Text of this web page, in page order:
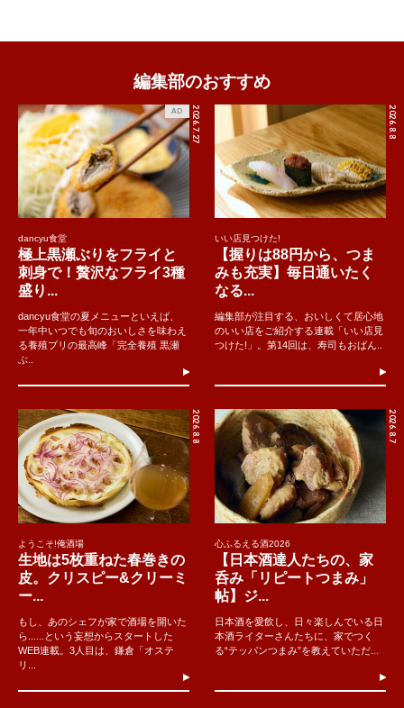
編集部のおすすめ
2026.7.27
AD
dancyu食堂
極上黒瀬ぶりをフライと
刺身で！贅沢なフライ3種
盛り...
dancyu食堂の夏メニューといえば、
一年中いつでも旬のおいしさを味わえ
る養殖ブリの最高峰「完全養殖 黒瀬
ぶ..
2026.8.8
いい店見つけた!
【握りは88円から、つま
みも充実】毎日通いたく
なる...
編集部が注目する、おいしくて居心地
のいい店をご紹介する連載「いい店見
つけた!」。第14回は、寿司もおばん..
2026.8.8
ようこそ!俺酒場
生地は5枚重ねた春巻きの
皮。クリスピー&クリーミ
ー...
もし、あのシェフが家で酒場を開いた
ら......という妄想からスタートした
WEB連載。3人目は、鎌倉「オステ
リ...
2026.8.7
心ふるえる酒2026
【日本酒達人たちの、家
呑み「リピートつまみ」
帖】ジ...
日本酒を愛飲し、日々楽しんでいる日
本酒ライターさんたちに、家でつく
る“テッパンつまみ”を教えていただ...